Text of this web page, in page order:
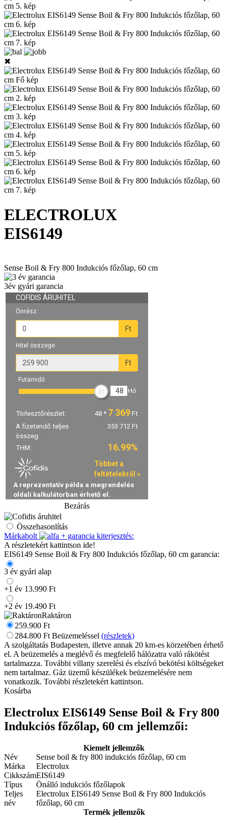
✖
ELECTROLUX
EIS6149
Sense Boil & Fry 800 Indukciós főzőlap, 60 cm
3év gyári garancia
Bezárás
Összehasonlítás
Márkabolt
+ garancia kiterjesztés:
A részletekért kattintson ide!
EIS6149 Sense Boil & Fry 800 Indukciós főzőlap, 60 cm garancia:
3 év gyári alap
+1 év 13.990 Ft
+2 év 19.490 Ft
Raktáron
259.900 Ft
284.800 Ft Beüzemeléssel (részletek)
A szolgáltatás Budapesten, illetve annak 20 km-es körzetében érhető
el. A beüzemelés a meglévő és megfelelő hálózatra való rákötést
tartalmazza. További villany szerelési és elszívó bekötési költségeket
nem tartalmaz. Gáz üzemű készülékek beüzemelésére nem
vonatkozik. További részletekért kattintson.
Kosárba
Electrolux EIS6149 Sense Boil & Fry 800
Indukciós főzőlap, 60 cm jellemzői:
Kiemelt jellemzők
Név
Sense boil & fry 800 indukciós főzőlap, 60 cm
Márka
Electrolux
CikkszámEIS6149
Típus
Önálló indukciós főzőlapok
Teljes
név
Electrolux EIS6149 Sense Boil & Fry 800 Indukciós
főzőlap, 60 cm
Termék jellemzők